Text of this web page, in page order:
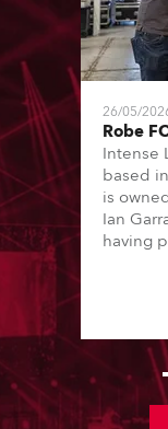
26/05/
Robe
Intense
based
is
Ian
having